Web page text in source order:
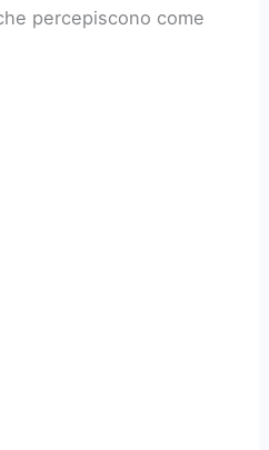
percepiscono come